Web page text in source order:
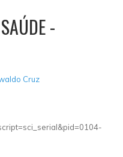
-
Cruz